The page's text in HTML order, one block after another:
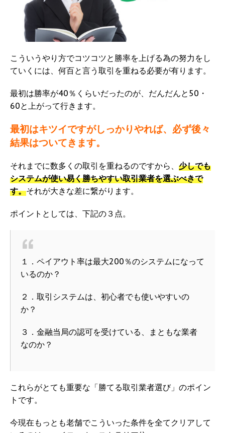
こういうやり方でコツコツと勝率を上げる為の努力をし
ていくには、何百と言う取引を重ねる必要が有ります。
最初は勝率が40％くらいだったのが、だんだんと50・
60と上がって行きます。
最初はキツイですがしっかりやれば、必ず後々
結果はついてきます。
それまでに数多くの取引を重ねるのですから、 少しでも
システムが使い易く勝ちやすい取引業者を選ぶべきで
す。それが大きな差に繋がります。
ポイントとしては、下記の３点。
１．ペイアウト率は最大200％のシステムになって
いるのか？
２．取引システムは、初心者でも使いやすいの
か？
３．金融当局の認可を受けている、まともな業者
なのか？
これらがとても重要な「勝てる取引業者選び」のポイン
トです。
今現在もっとも老舗でこういった条件を全てクリアして